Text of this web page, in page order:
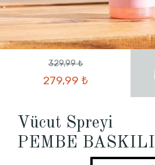
329,99 ₺
279,99 ₺
Vücut Spreyi
PEMBE BASKILI